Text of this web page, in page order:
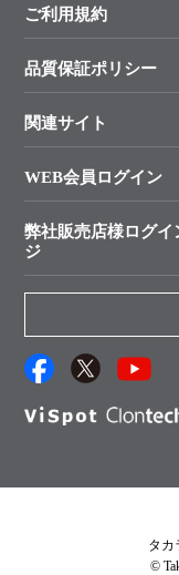
価格改定のご案内
技術セミナーのご案内
タカラバイオ発表文献
クローニング実験ガイド
SMARTer NGSポータル
プライマー設計
制限酵素切断サイトの検
ユーザーズボイス集
抗体検索サイト
├ 実験コンシェルジュ
├ 受託サービスお問い合
資料請求 機器関連
資料請求 受託関連
資料請求 核酸抽出・
サンプル請求一覧
プロトコール集
説明書・CoA・SDSを
ご利用規約
品質保証ポリシー
関連サイト
WEB会員ログイン
弊社販売店様ログイ
ジ
タカ
©